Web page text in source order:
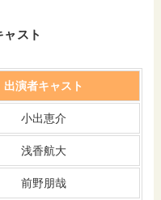
スト
出演者キャスト
小出恵介
浅香航大
前野朋哉